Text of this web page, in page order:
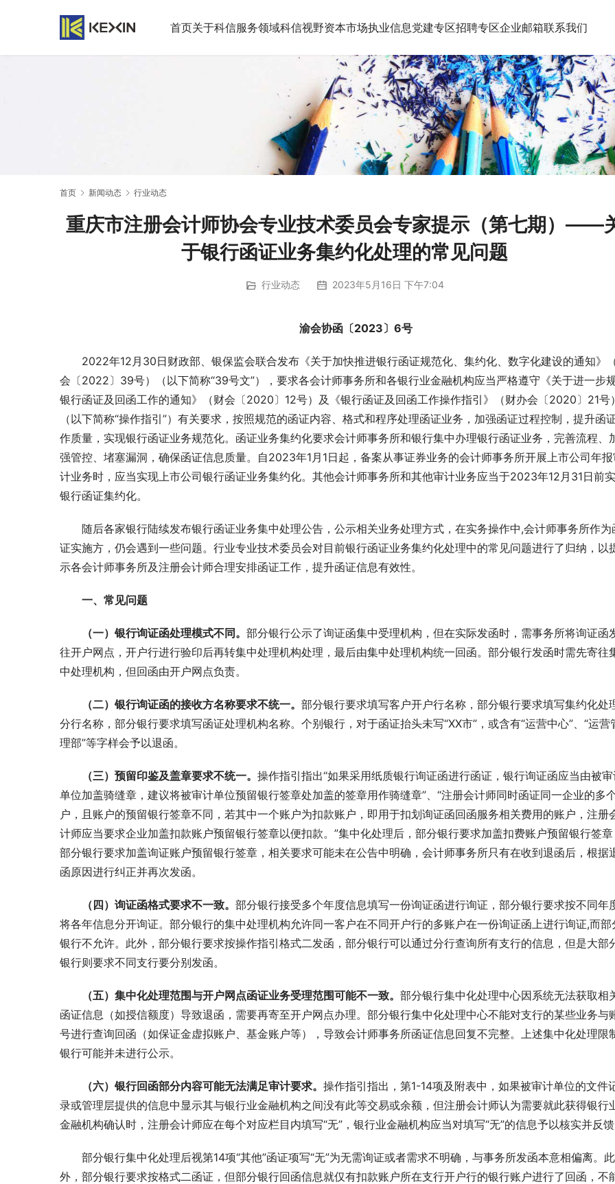
首页关于科信服务领域科信视野资本市场执业信息党建专区招聘专区企业邮箱联系我们
首页 新闻动态 行业动态
重庆市注册会计师协会专业技术委员会专家提示（第七期）——
于银行函证业务集约化处理的常见问题
行业动态 2023年5月16日 下午7:04
渝会协函〔2023〕6号
2022年12月30日财政部、银保监会联合发布《关于加快推进银行函证规范化、集约化、数字化建设的通知》
会〔2022〕39号）（以下简称“39号文”），要求各会计师事务所和各银行业金融机构应当严格遵守《关于进一步
银行函证及回函工作的通知》（财会〔2020〕12号）及《银行函证及回函工作操作指引》（财办会〔2020〕21号）
（以下简称“操作指引”）有关要求，按照规范的函证内容、格式和程序处理函证业务，加强函证过程控制，提升函
作质量，实现银行函证业务规范化。函证业务集约化要求会计师事务所和银行集中办理银行函证业务，完善流程、
强管控、堵塞漏洞，确保函证信息质量。自2023年1月1日起，备案从事证券业务的会计师事务所开展上市公司年报
计业务时，应当实现上市公司银行函证业务集约化。其他会计师事务所和其他审计业务应当于2023年12月31日前
银行函证集约化。
随后各家银行陆续发布银行函证业务集中处理公告，公示相关业务处理方式，在实务操作中,会计师事务所作为
证实施方，仍会遇到一些问题。行业专业技术委员会对目前银行函证业务集约化处理中的常见问题进行了归纳，以
示各会计师事务所及注册会计师合理安排函证工作，提升函证信息有效性。
一、常见问题
（一）银行询证函处理模式不同。 部分银行公示了询证函集中受理机构，但在实际发函时，需事务所将询证函
往开户网点，开户行进行验印后再转集中处理机构处理，最后由集中处理机构统一回函。部分银行发函时需先寄往
中处理机构，但回函由开户网点负责。
（二）银行询证函的接收方名称要求不统一。 部分银行要求填写客户开户行名称，部分银行要求填写集约化处
分行名称，部分银行要求填写函证处理机构名称。个别银行，对于函证抬头未写“XX市”，或含有“运营中心”、“运营
理部”等字样会予以退函。
（三）预留印鉴及盖章要求不统一。 操作指引指出“如果采用纸质银行询证函进行函证，银行询证函应当由被
单位加盖骑缝章，建议将被审计单位预留银行签章处加盖的签章用作骑缝章”、“注册会计师同时函证同一企业的多
户，且账户的预留银行签章不同，若其中一个账户为扣款账户，即用于扣划询证函回函服务相关费用的账户，注册
计师应当要求企业加盖扣款账户预留银行签章以便扣款。”集中化处理后，部分银行要求加盖扣费账户预留银行签章
部分银行要求加盖询证账户预留银行签章，相关要求可能未在公告中明确，会计师事务所只有在收到退函后，根据
函原因进行纠正并再次发函。
（四）询证函格式要求不一致。 部分银行接受多个年度信息填写一份询证函进行询证，部分银行要求按不同年
将各年信息分开询证。部分银行的集中处理机构允许同一客户在不同开户行的多账户在一份询证函上进行询证,而部
银行不允许。此外，部分银行要求按操作指引格式二发函，部分银行可以通过分行查询所有支行的信息，但是大部
银行则要求不同支行要分别发函。
（五）集中化处理范围与开户网点函证业务受理范围可能不一致。 部分银行集中化处理中心因系统无法获取相
函证信息（如授信额度）导致退函，需要再寄至开户网点办理。部分银行集中化处理中心不能对支行的某些业务与
号进行查询回函（如保证金虚拟账户、基金账户等），导致会计师事务所函证信息回复不完整。上述集中化处理限
银行可能并未进行公示。
（六）银行回函部分内容可能无法满足审计要求。 操作指引指出，第1-14项及附表中，如果被审计单位的文件
录或管理层提供的信息中显示其与银行业金融机构之间没有此等交易或余额，但注册会计师认为需要就此获得银行
金融机构确认时，注册会计师应在每个对应栏目内填写“无”，银行业金融机构应当对填写“无”的信息予以核实并反馈
部分银行集中化处理后视第14项“其他”函证项写“无”为无需询证或者需求不明确，与事务所发函本意相偏离。此
外，部分银行要求按格式二函证，但部分银行回函信息就仅有扣款账户所在支行开户行的银行账户进行了回函，不